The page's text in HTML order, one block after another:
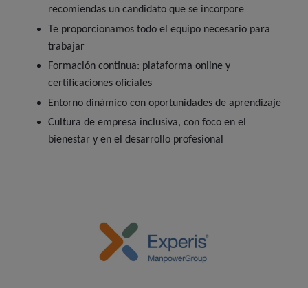
recomiendas un candidato que se incorpore
Te proporcionamos todo el equipo necesario para
trabajar
Formación continua: plataforma online y
certificaciones oficiales
Entorno dinámico con oportunidades de aprendizaje
Cultura de empresa inclusiva, con foco en el
bienestar y en el desarrollo profesional